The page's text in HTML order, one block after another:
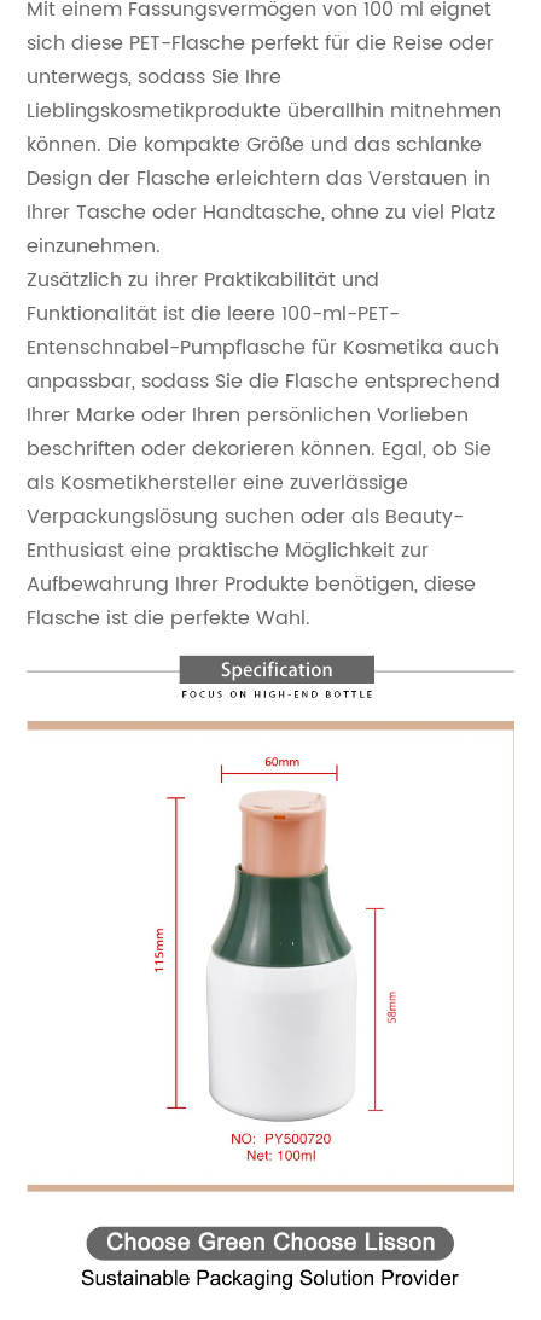
Mit einem Fassungsvermögen von 100 ml eignet
sich diese PET-Flasche perfekt für die Reise oder
unterwegs, sodass Sie Ihre
Lieblingskosmetikprodukte überallhin mitnehmen
können. Die kompakte Größe und das schlanke
Design der Flasche erleichtern das Verstauen in
Ihrer Tasche oder Handtasche, ohne zu viel Platz
einzunehmen.
Zusätzlich zu ihrer Praktikabilität und
Funktionalität ist die leere 100-ml-PET-
Entenschnabel-Pumpflasche für Kosmetika auch
anpassbar, sodass Sie die Flasche entsprechend
Ihrer Marke oder Ihren persönlichen Vorlieben
beschriften oder dekorieren können. Egal, ob Sie
als Kosmetikhersteller eine zuverlässige
Verpackungslösung suchen oder als Beauty-
Enthusiast eine praktische Möglichkeit zur
Aufbewahrung Ihrer Produkte benötigen, diese
Flasche ist die perfekte Wahl.